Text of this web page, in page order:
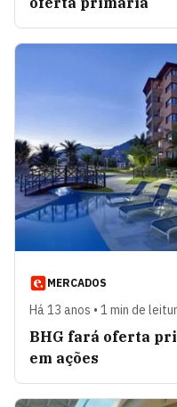
MERCADOS
Há 13 anos • 1 min de
BHG fará oferta
em ações